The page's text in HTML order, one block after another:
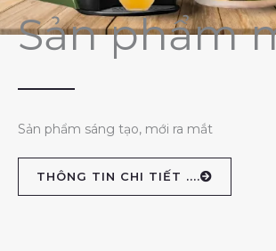
Sản phẩm
Sản phẩm sáng tạo, mới ra mắt
THÔNG TIN CHI TIẾT ....